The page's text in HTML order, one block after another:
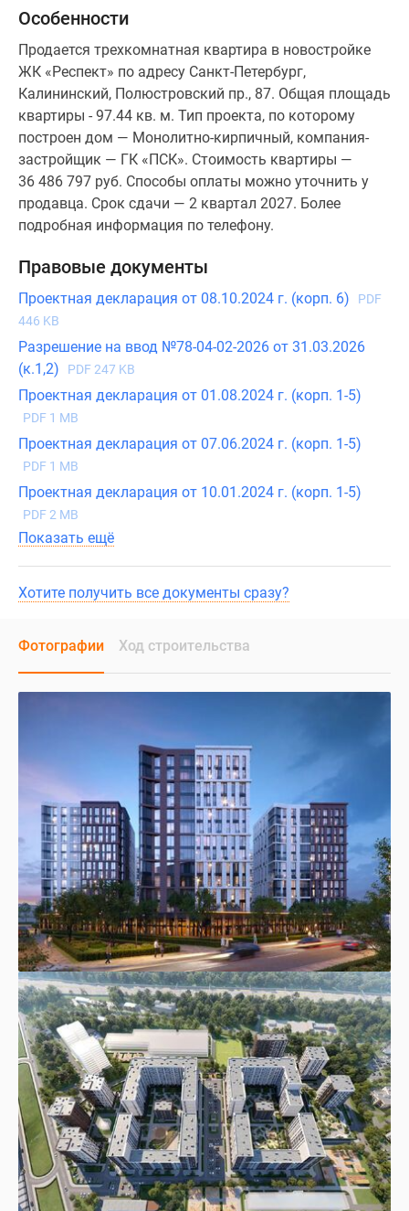
Особенности
Продается трехкомнатная квартира в новостройке
ЖК «Респект» по адресу Санкт-Петербург,
Калининский, Полюстровский пр., 87. Общая площадь
квартиры - 97.44 кв. м. Тип проекта, по которому
построен дом — Монолитно-кирпичный, компания-
застройщик — ГК «ПСК». Стоимость квартиры —
36 486 797 руб. Способы оплаты можно уточнить у
продавца. Срок сдачи — 2 квартал 2027. Более
подробная информация по телефону.
Правовые документы
Проектная декларация от 08.10.2024 г. (корп. 6)
PDF
446 KB
Разрешение на ввод №78-04-02-2026 от 31.03.2026
(к.1,2)
PDF 247 KB
Проектная декларация от 01.08.2024 г. (корп. 1-5)
PDF 1 MB
Проектная декларация от 07.06.2024 г. (корп. 1-5)
PDF 1 MB
Проектная декларация от 10.01.2024 г. (корп. 1-5)
PDF 2 MB
Показать ещё
Хотите получить все документы сразу?
Фотографии Ход строительства